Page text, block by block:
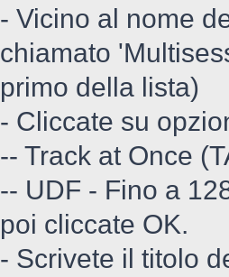
- Vicino al nome
chiamato
primo della lista)
- Cliccate su
-- Track at Once
-- UDF - Fino a
poi cliccate OK.
- Scrivete il titolo